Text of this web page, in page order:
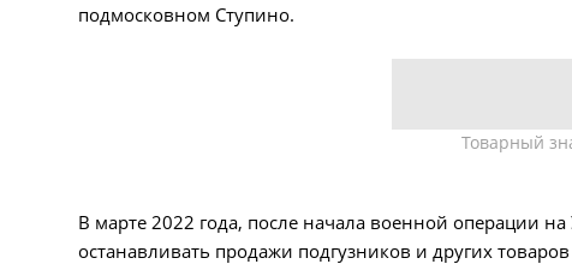
подмосковном Ступино.
Товарный
В марте 2022 года, после начала военной операции
останавливать продажи подгузников и других